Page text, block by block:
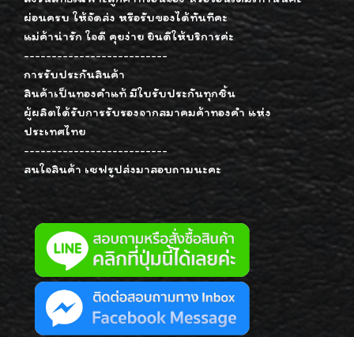
ผ่อนครบ ให้จัดส่ง หรือรับของได้ทันทีคะ
แม่ค้าน่ารัก ใจดี คุยง่าย ยินดีให้บริการค่ะ
--------------------------
การรับประกันสินค้า
สินค้าเป็นทองคำแท้ มีใบรับประกันทุกชิ้น
ผู้ผลิตได้รับการรับรองจากสมาคมค้าทองคำ แห่ง
ประเทศไทย
--------------------------
สนใจสินค้า เซฟรูปส่งมาสอบถามนะคะ